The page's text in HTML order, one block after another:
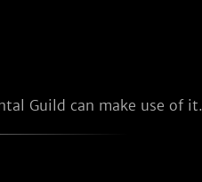
Guild can make use of it.